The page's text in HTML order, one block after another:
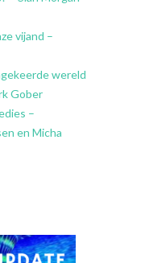
vijand –
wereld
Gober
–
en Micha